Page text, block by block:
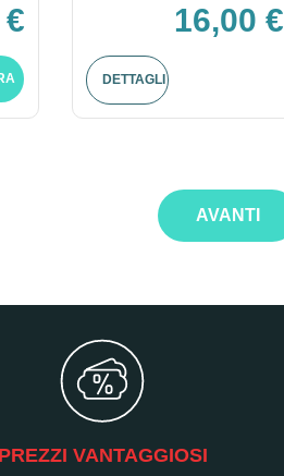
16,00 €
DETTAGLI
AVANTI
PREZZI VANTAGGIOSI